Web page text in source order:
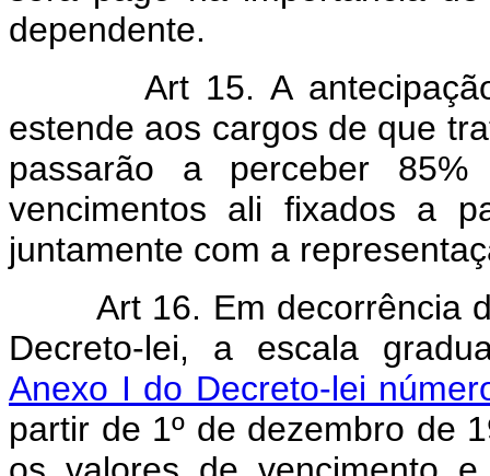
dependente.
Art 15. A
estende aos cargos de que
passarão a perceber
vencimentos ali fixados a
juntamente com a
Art 16. Em decorrência
Decreto-lei, a escala
Anexo I do Decreto-lei
partir de 1º de dezembro de